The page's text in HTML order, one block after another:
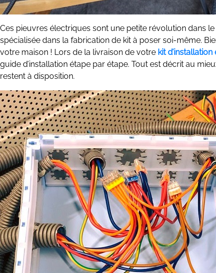
Ces pieuvres électriques sont une petite révolution dans
spécialisée dans la fabrication de kit à poser soi-même.
votre maison ! Lors de la livraison de votre kit
guide d’installation étape par étape. Tout est décrit au
restent à disposition.